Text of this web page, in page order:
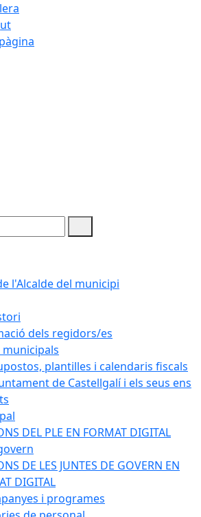
l'Alcalde del municipi
dels regidors/es
municipals
plantilles i calendaris fiscals
de Castellgalí i els seus ens
DEL PLE EN FORMAT DIGITAL
DE LES JUNTES DE GOVERN EN
DIGITAL
i programes